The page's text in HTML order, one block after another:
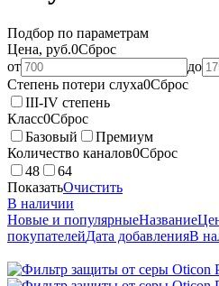
Подбор по параметрам
Цена, руб.0Сброс
от
до
Степень потери слуха0Сброс
III-IV степень
Класс0Сброс
Базовый
Премиум
Количество каналов0Сброс
48
64
ПоказатьОчистить
В наличии
Новые и популярныеНазвание
покупателейДата добавленияВ